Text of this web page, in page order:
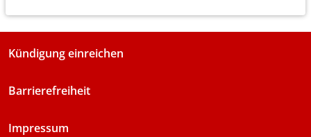
Kündigung einreichen
Barrierefreiheit
Impressum